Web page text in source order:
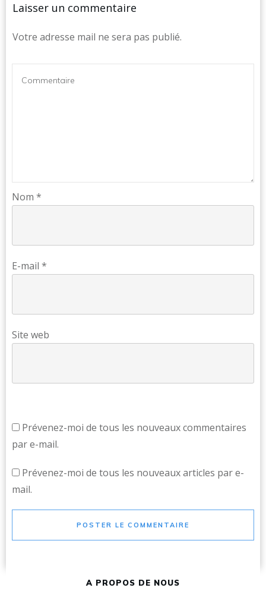
Laisser un commentaire
Votre adresse mail ne sera pas publié.
Nom *
E-mail *
Site web
Prévenez-moi de tous les nouveaux commentaires
par e-mail.
Prévenez-moi de tous les nouveaux articles par e-
mail.
POSTER LE COMMENTAIRE
A PROPOS DE NOUS